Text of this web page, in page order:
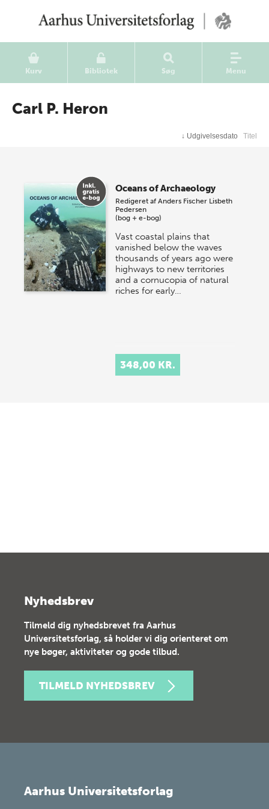
Kurv Bibliotek Søg Menu
Carl P. Heron
↓ Udgivelsesdato Titel
Oceans of Archaeology
Redigeret afAnders Fischer Lisbeth
Pedersen
(bog + e-bog)
Vast coastal plains that
vanished below the waves
thousands of years ago were
highways to new territories
and a cornucopia of natural
riches for early…
348,00 KR.
Nyhedsbrev
Tilmeld dig nyhedsbrevet fra Aarhus
Universitetsforlag, så holder vi dig orienteret om
nye bøger, aktiviteter og gode tilbud.
TILMELD NYHEDSBREV
Aarhus Universitetsforlag